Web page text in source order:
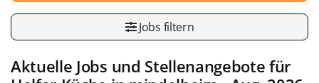
Jobs filtern
Aktuelle Jobs und Stellenangebote für